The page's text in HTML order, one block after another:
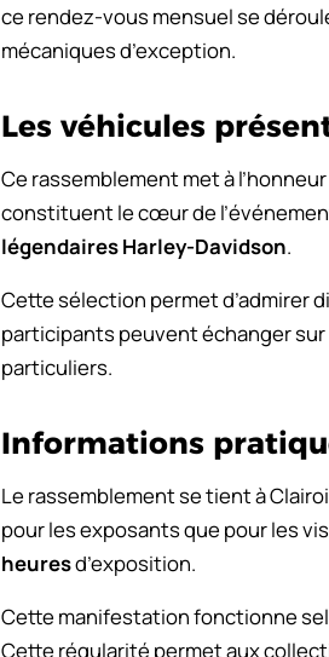
ce rendez-vous mensuel se
mécaniques d’exception.
Les véhicules
Ce rassemblement met à
constituent le cœur de
légendaires Harley-Davidson.
Cette sélection permet d’admirer
participants peuvent échanger
particuliers.
Informations
Le rassemblement se tient à
pour les exposants que pour les
heuresd’exposition.
Cette manifestation fonctionne
Cette régularité permet aux